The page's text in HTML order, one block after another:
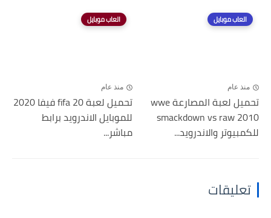
العاب موبايل
منذ عام
تحميل لعبة المصارعة wwe
smackdown vs raw 2010
للكمبيوتر والاندرويد...
العاب موبايل
منذ عام
تحميل لعبة fifa 20 فيفا 2020
للموبايل الاندرويد برابط
مباشر...
تعليقات